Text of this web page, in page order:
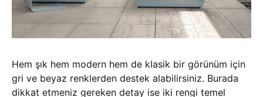
Hem şık hem modern hem de klasik bir görünüm için
gri ve beyaz renklerden destek alabilirsiniz. Burada
dikkat etmeniz gereken detay ise iki rengi temel